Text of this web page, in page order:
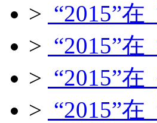
> “2015”
> “2015”
> “2015”
> “2015”